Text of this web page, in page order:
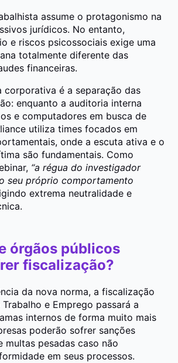
assume o protagonismo na
jurídicos. No entanto,
e riscos psicossociais exige uma
totalmente diferente das
financeiras.
corporativa é a separação das
enquanto a auditoria interna
e computadores em busca de
utiliza times focados em
onde a escuta ativa e o
são fundamentais. Como
“a régua do investigador
seu próprio comportamento
extrema neutralidade e
órgãos públicos
fiscalização?
da nova norma, a fiscalização
e Emprego passará a
internos de forma muito mais
poderão sofrer sanções
multas pesadas caso não
em seus processos.